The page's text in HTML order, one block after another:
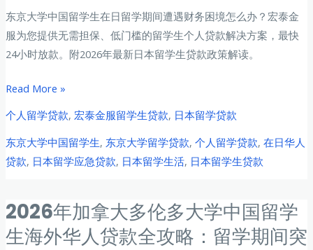
化
危
国
留
学
个
人
款
全
略：
千
年
东京大学中国留学生在日留学期间遭遇财务困境怎么办？宏泰金
服为您提供无需担保、低门槛的留学生个人贷款解决方案，最快
24小时放款。附2026年最新日本留学生贷款政策解读。
2026
东
京
大
中
国
留
Read More »
个人留学贷款, 宏泰金服留学生贷款, 日本留学贷款
东京大学中国留学生, 东京大学留学贷款, 个人留学贷款, 在日华人
贷款, 日本留学应急贷款, 日本留学生活, 日本留学生贷款
2026年加拿大多伦多大学中国留学
生海外华人贷款全攻略：留学期间突